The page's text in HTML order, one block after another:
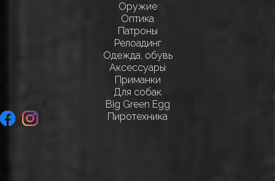
Оружие
Оптика
Патроны
Релоадинг
Одежда, обувь
Аксессуары
Приманки
Для собак
Big Green Egg
Пиротехника